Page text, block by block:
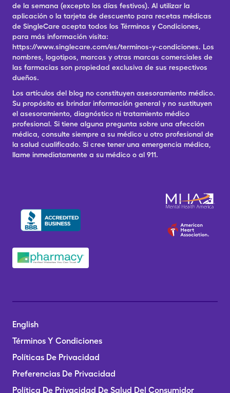
de la semana (excepto los días festivos). Al utilizar la
aplicación o la tarjeta de descuento para recetas médicas
de SingleCare acepta todos los Términos y Condiciones,
para más información visita:
https://www.singlecare.com/es/terminos-y-condiciones. Los
nombres, logotipos, marcas y otras marcas comerciales de
las farmacias son propiedad exclusiva de sus respectivos
dueños.
Los artículos del blog no constituyen asesoramiento médico.
Su propósito es brindar información general y no sustituyen
el asesoramiento, diagnóstico ni tratamiento médico
profesional. Si tiene alguna pregunta sobre una afección
médica, consulte siempre a su médico u otro profesional de
la salud cualificado. Si cree tener una emergencia médica,
llame inmediatamente a su médico o al 911.
English
Términos Y Condiciones
Políticas De Privacidad
Preferencias De Privacidad
Política De Privacidad De Salud Del Consumidor